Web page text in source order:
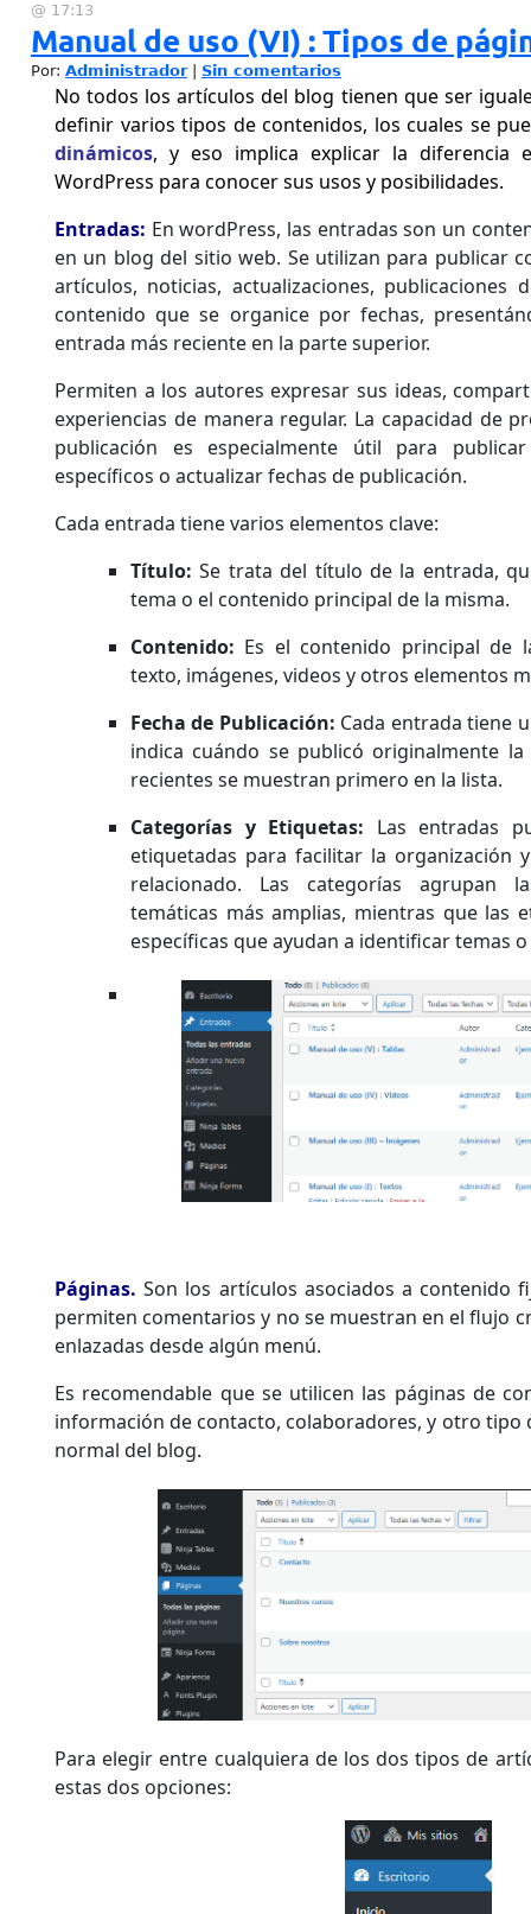
@ 17:13
Manual de uso (VI) : Tipos de
Por: Administrador| Sin comentarios
No todos los artículos del blog tienen que ser
definir varios tipos de contenidos, los cuales se
dinámicos, y eso implica explicar la diferencia
WordPress para conocer sus usos y posibilidades.
Entradas: En wordPress, las entradas son un
en un blog del sitio web. Se utilizan para publicar
artículos, noticias, actualizaciones,
contenido que se organice por fechas,
entrada más reciente en la parte superior.
Permiten a los autores expresar sus ideas,
experiencias de manera regular. La capacidad de
publicación es especialmente útil para
específicos o actualizar fechas de publicación.
Cada entrada tiene varios elementos clave:
Título: Se trata del título de la entrada,
tema o el contenido principal de la misma.
Contenido: Es el contenido principal de
texto, imágenes, videos y otros elementos
Fecha de Publicación: Cada entrada tiene
indica cuándo se publicó originalmente
recientes se muestran primero en la lista.
Categorías y Etiquetas: Las entradas
etiquetadas para facilitar la organización
relacionado. Las categorías agrupan
temáticas más amplias, mientras que las
específicas que ayudan a identificar temas
Páginas. Son los artículos asociados a contenido
permiten comentarios y no se muestran en el flujo
enlazadas desde algún menú.
Es recomendable que se utilicen las páginas de
información de contacto, colaboradores, y otro tipo
normal del blog.
Para elegir entre cualquiera de los dos tipos de
estas dos opciones: